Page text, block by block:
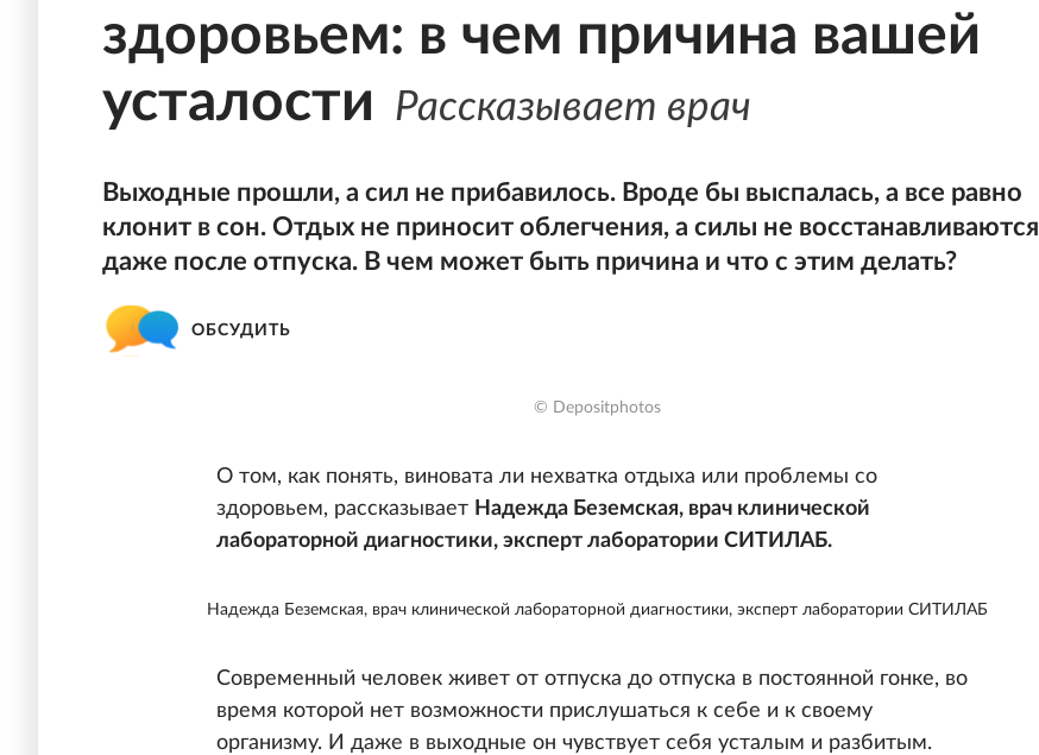
здоровьем: в чем причина вашей
усталости Рассказывает врач
Выходные прошли, а сил не прибавилось. Вроде бы выспалась, а все равно
клонит в сон. Отдых не приносит облегчения, а силы не восстанавливаются
даже после отпуска. В чем может быть причина и что с этим делать?
ОБСУДИТЬ
© Depositphotos
О том, как понять, виновата ли нехватка отдыха или проблемы со
здоровьем, рассказывает Надежда Беземская, врач клинической
лабораторной диагностики, эксперт лаборатории СИТИЛАБ.
Надежда Беземская, врач клинической лабораторной диагностики, эксперт лаборатории СИТИЛАБ
Современный человек живет от отпуска до отпуска в постоянной гонке, во
время которой нет возможности прислушаться к себе и к своему
организму. И даже в выходные он чувствует себя усталым и разбитым.